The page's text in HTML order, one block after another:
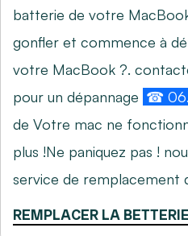
batterie de votre
gonfler et commence à
votre MacBook ?.
pour un dépannage ☎
de Votre mac ne
plus !Ne paniquez pas !
service de remplacement
REMPLACER LA